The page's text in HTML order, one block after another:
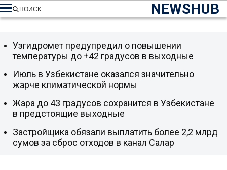
NEWSHUB
ПОИСК
Узгидромет предупредил о повышении
температуры до +42 градусов в выходные
Июль в Узбекистане оказался значительно
жарче климатической нормы
Жара до 43 градусов сохранится в Узбекистане
в предстоящие выходные
Застройщика обязали выплатить более 2,2 млрд
сумов за сброс отходов в канал Салар